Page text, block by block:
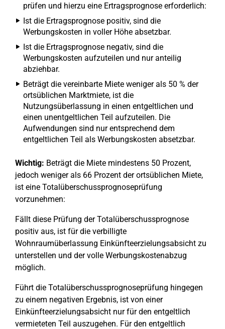
prüfen und hierzu eine Ertragsprognose erforderlich:
Ist die Ertragsprognose positiv, sind die
Werbungskosten in voller Höhe absetzbar.
Ist die Ertragsprognose negativ, sind die
Werbungskosten aufzuteilen und nur anteilig
abziehbar.
Beträgt die vereinbarte Miete weniger als 50 % der
ortsüblichen Marktmiete, ist die
Nutzungsüberlassung in einen entgeltlichen und
einen unentgeltlichen Teil aufzuteilen. Die
Aufwendungen sind nur entsprechend dem
entgeltlichen Teil als Werbungskosten absetzbar.
Wichtig: Beträgt die Miete mindestens 50 Prozent,
jedoch weniger als 66 Prozent der ortsüblichen Miete,
ist eine Totalüberschussprognoseprüfung
vorzunehmen:
Fällt diese Prüfung der Totalüberschussprognose
positiv aus, ist für die verbilligte
Wohnraumüberlassung Einkünfteerzielungsabsicht zu
unterstellen und der volle Werbungskostenabzug
möglich.
Führt die Totalüberschussprognoseprüfung hingegen
zu einem negativen Ergebnis, ist von einer
Einkünfteerzielungsabsicht nur für den entgeltlich
vermieteten Teil auszugehen. Für den entgeltlich